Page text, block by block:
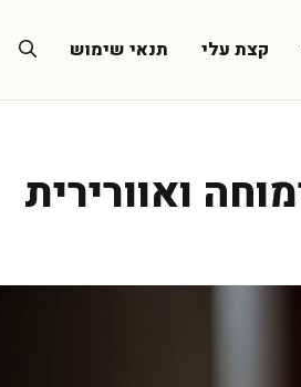
קצת עלי תנאי שימוש
ואוורירית